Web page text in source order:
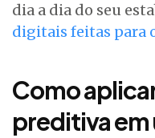
dia a dia do seu
digitais feitas para
Como
preditiva